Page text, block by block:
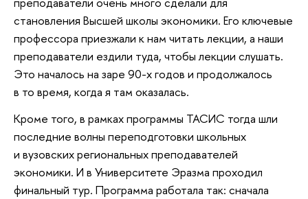
становления Высшей школы экономики. Его ключевые
профессора приезжали к нам читать лекции, а наши
преподаватели ездили туда, чтобы лекции слушать.
Это началось на заре 90-х годов и продолжалось
в то время, когда я там оказалась.
Кроме того, в рамках программы ТАСИС тогда шли
последние волны переподготовки школьных
и вузовских региональных преподавателей
экономики. И в Университете Эразма проходил
финальный тур. Программа работала так: сначала